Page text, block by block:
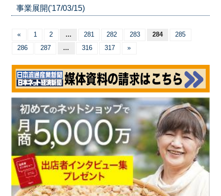
事業展開('17/03/15)
« 1 2 ... 281 282 283 284
285
286
287 ... 316 317 »